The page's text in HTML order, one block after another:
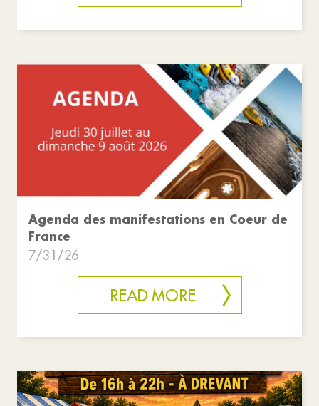
Agenda des manifestations en Coeur de
France
7/31/26
READ MORE